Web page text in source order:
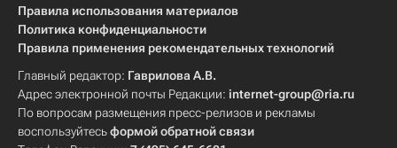
Правила использования материалов
Политика конфиденциальности
Правила применения рекомендательных технологий
Главный редактор: Гаврилова А.В.
Адрес электронной почты Редакции: internet-group@ria.ru
По вопросам размещения пресс-релизов и рекламы
воспользуйтесьформой обратной связи